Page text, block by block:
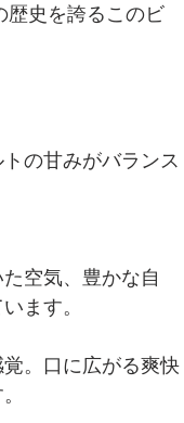
歴史を誇るこのビ
の甘みがバランス
空気、豊かな自
ます。
。口に広がる爽快